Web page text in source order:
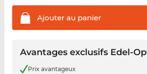
Ajouter au panier
Avantages exclusifs Edel-
Prix avantageux